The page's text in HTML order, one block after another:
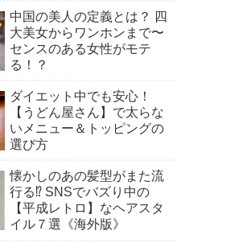
中国の美人の定義とは？ 四
大美女からワンホンまで〜
センスのある女性がモテ
る！？
ダイエット中でも安心！
【うどん屋さん】で太らな
いメニュー＆トッピングの
選び方
懐かしのあの髪型がまた流
行る⁉︎ SNSでバズり中の
【平成レトロ】なヘアスタ
イル７選《海外版》